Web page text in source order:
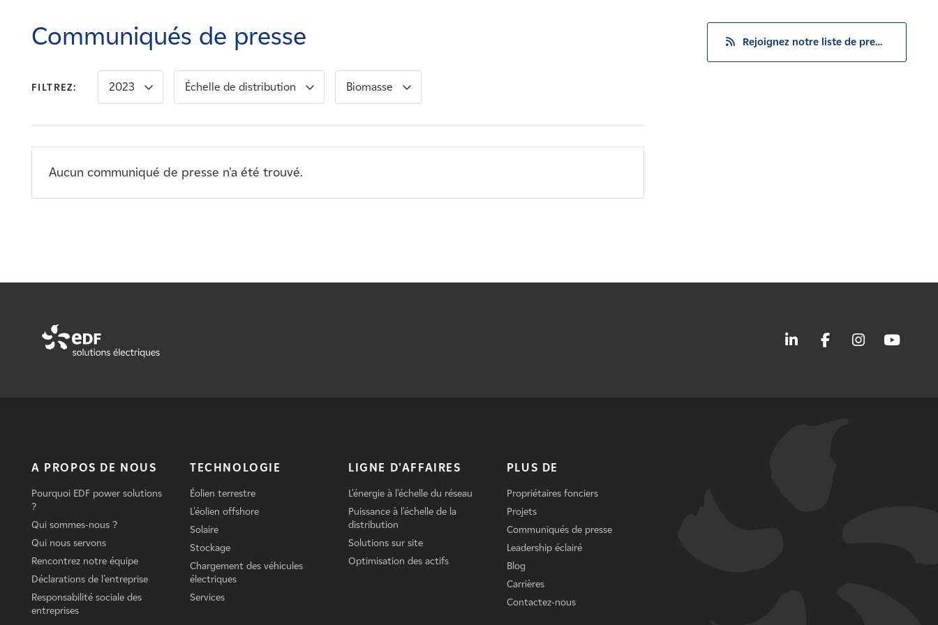
Nouvelles
Contactez-nous
Communiqués de presse
FILTREZ: 2023 Échelle de distribution Biomasse
Aucun communiqué de presse n'a été trouvé.
Rejoignez notre liste de presse
A PROPOS DE NOUS
Pourquoi EDF power solutions
?
Qui sommes-nous ?
Qui nous servons
Rencontrez notre équipe
Déclarations de l'entreprise
Responsabilité sociale des
entreprises
TECHNOLOGIE
Éolien terrestre
L'éolien offshore
Solaire
Stockage
Chargement des véhicules
électriques
Services
LIGNE D'AFFAIRES
L'énergie à l'échelle du réseau
Puissance à l'échelle de la
distribution
Solutions sur site
Optimisation des actifs
PLUS DE
Propriétaires fonciers
Projets
Communiqués de presse
Leadership éclairé
Blog
Carrières
Contactez-nous